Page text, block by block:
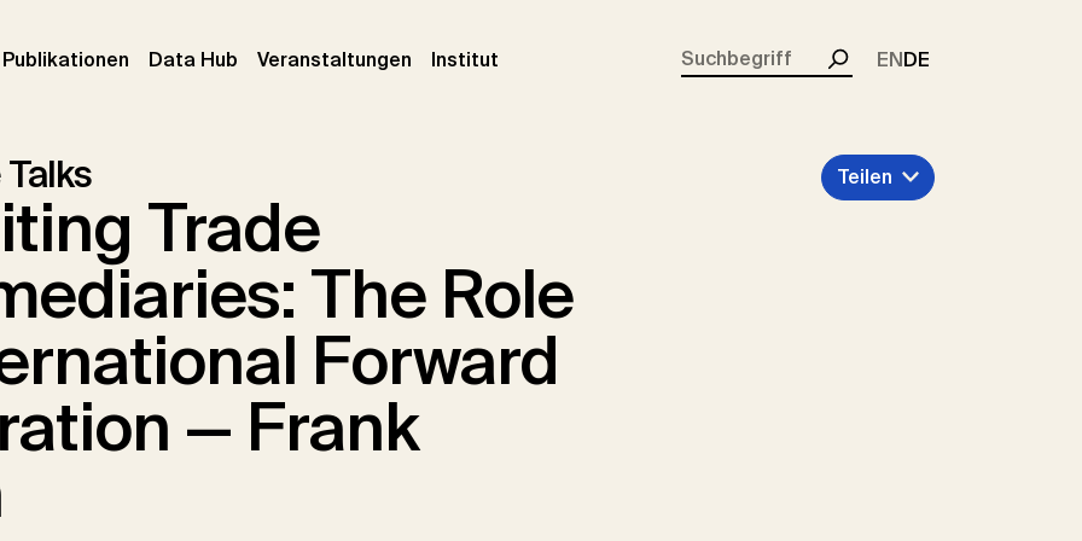
Publikationen (current)
Data Hub Veranstaltungen (current)
Institut
Suchen
ENDE
Trade
The Role
Forward
— Frank
Teilen